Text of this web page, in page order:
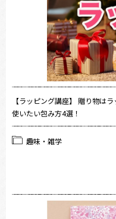
【ラッピング講座】 贈り物は
使いたい包み方4選！
趣味・雑学